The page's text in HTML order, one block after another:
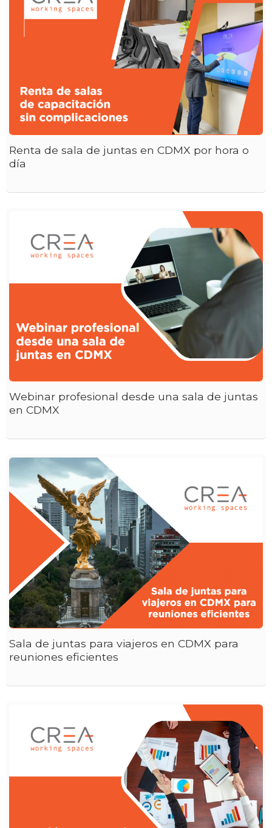
Renta de sala de juntas en CDMX por hora o
día
Webinar profesional desde una sala de juntas
en CDMX
Sala de juntas para viajeros en CDMX para
reuniones eficientes